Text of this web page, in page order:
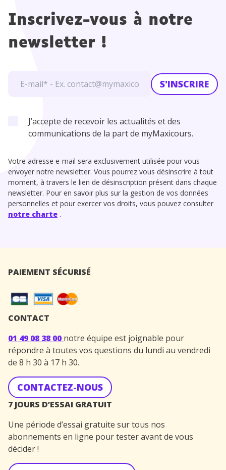
Inscrivez-vous à notre
newsletter !
S'INSCRIRE
J’accepte de recevoir les actualités et des
communications de la part de myMaxicours.
Votre adresse e-mail sera exclusivement utilisée pour vous
envoyer notre newsletter. Vous pourrez vous désinscrire à tout
moment, à travers le lien de désinscription présent dans chaque
newsletter. Pour en savoir plus sur la gestion de vos données
personnelles et pour exercer vos droits, vous pouvez consulter
notre charte .
PAIEMENT SÉCURISÉ
CONTACT
01 49 08 38 00 notre équipe est joignable pour
répondre à toutes vos questions du lundi au vendredi
de 8 h 30 à 17 h 30.
CONTACTEZ-NOUS
7 JOURS D’ESSAI GRATUIT
Une période d’essai gratuite sur tous nos
abonnements en ligne pour tester avant de vous
décider !